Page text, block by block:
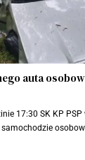
auta
17:30 SK KP PSP
samochodzie